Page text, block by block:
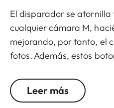
El disparador se
cualquier cámara M,
mejorando, por tanto, el
fotos. Además, estos
convirtiéndolo así en un
para tu cámara como
Leer más